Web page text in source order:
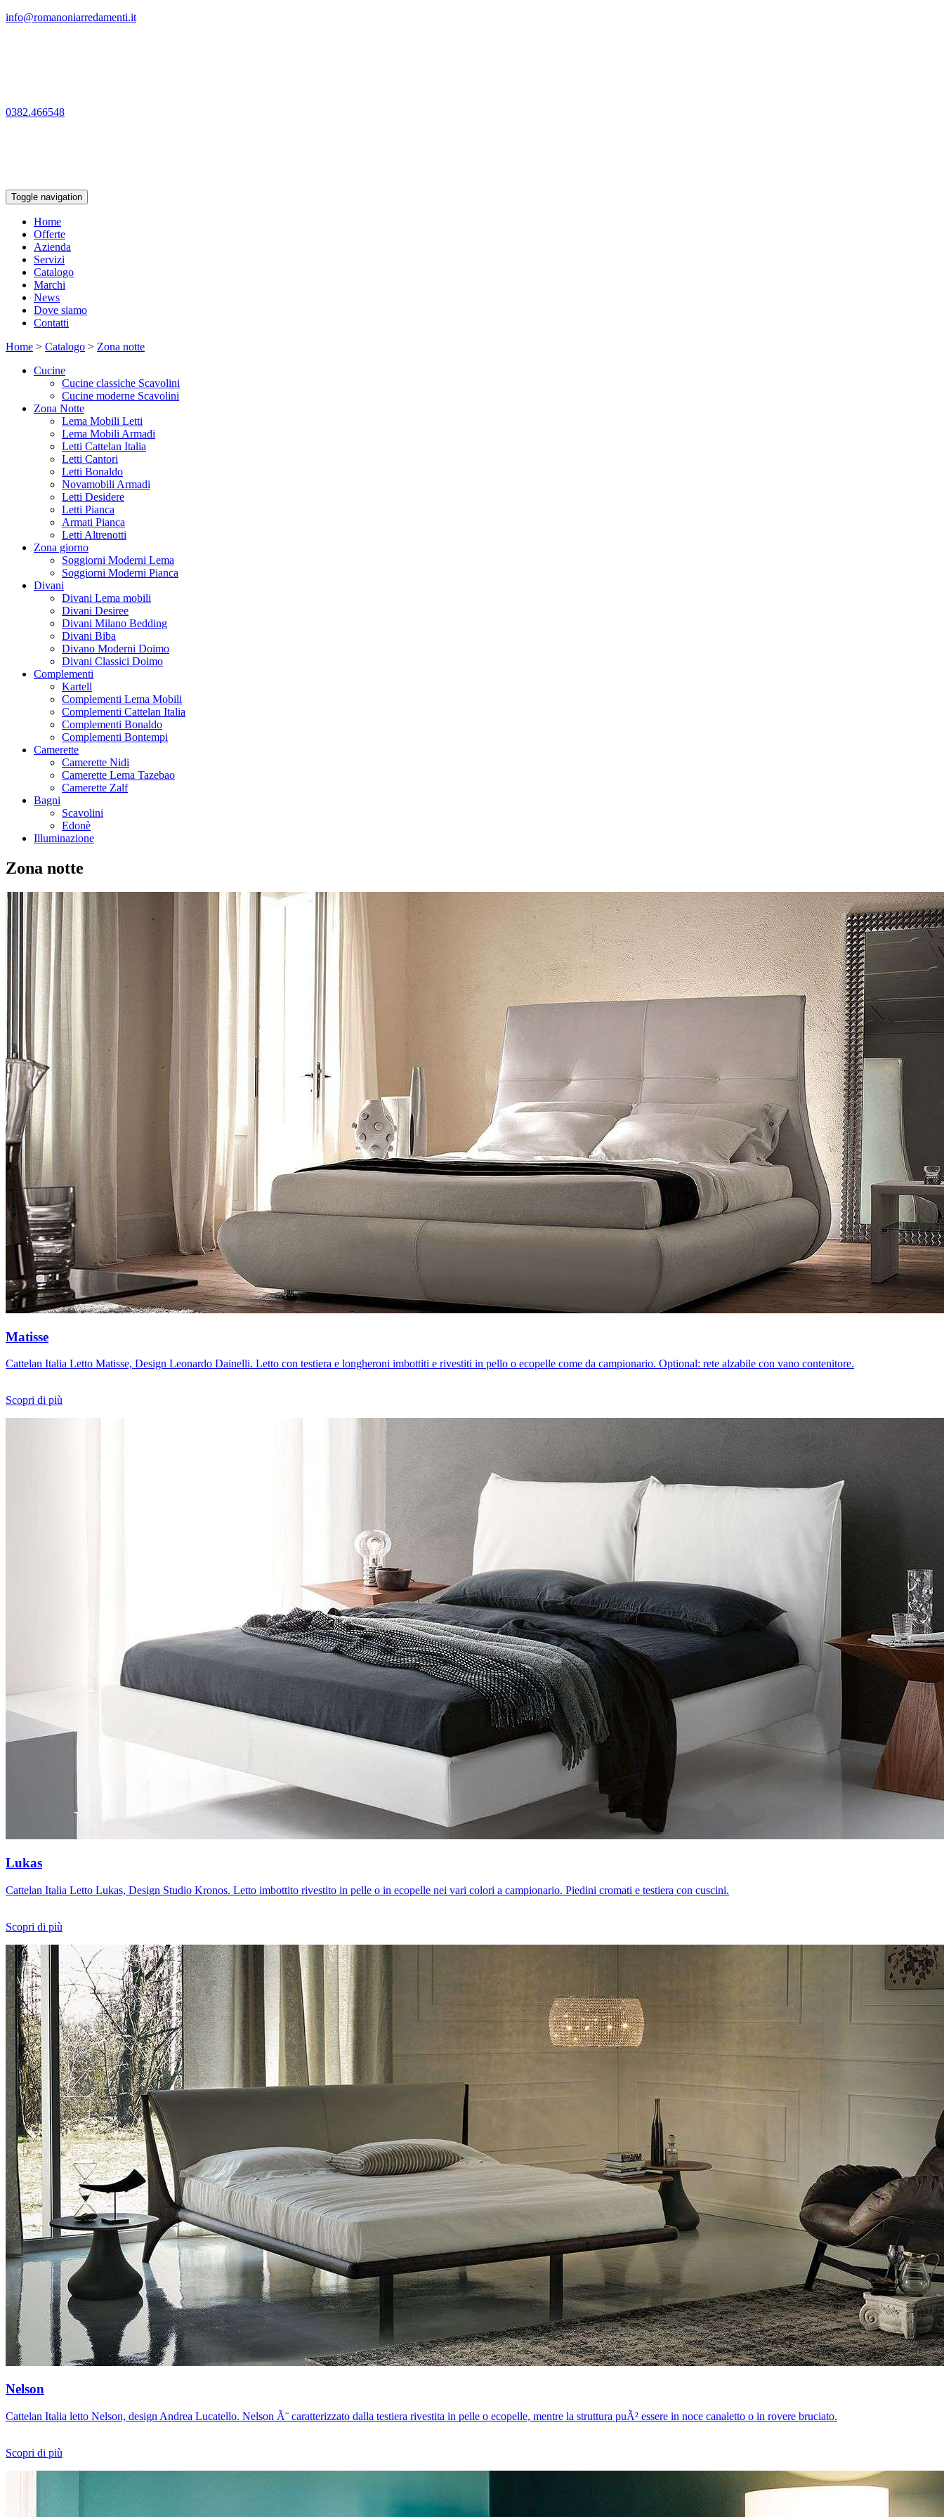
info@romanoniarredamenti.it
0382.466548
Toggle navigation
Home
Offerte
Azienda
Servizi
Catalogo
Marchi
News
Dove siamo
Contatti
Home > Catalogo > Zona notte
Cucine
Cucine classiche Scavolini
Cucine moderne Scavolini
Zona Notte
Lema Mobili Letti
Lema Mobili Armadi
Letti Cattelan Italia
Letti Cantori
Letti Bonaldo
Novamobili Armadi
Letti Desidere
Letti Pianca
Armati Pianca
Letti Altrenotti
Zona giorno
Soggiorni Moderni Lema
Soggiorni Moderni Pianca
Divani
Divani Lema mobili
Divani Desiree
Divani Milano Bedding
Divani Biba
Divano Moderni Doimo
Divani Classici Doimo
Complementi
Kartell
Complementi Lema Mobili
Complementi Cattelan Italia
Complementi Bonaldo
Complementi Bontempi
Camerette
Camerette Nidi
Camerette Lema Tazebao
Camerette Zalf
Bagni
Scavolini
Edonè
Illuminazione
Zona notte
Matisse
Cattelan Italia Letto Matisse, Design Leonardo Dainelli. Letto con testiera e longheroni imbottiti e rivestiti in pello o ecopelle come da campionario. Optional: rete alzabile con vano contenitore.
Scopri di più
Lukas
Cattelan Italia Letto Lukas, Design Studio Kronos. Letto imbottito rivestito in pelle o in ecopelle nei vari colori a campionario. Piedini cromati e testiera con cuscini.
Scopri di più
Nelson
Cattelan Italia letto Nelson, design Andrea Lucatello. Nelson Ã¨ caratterizzato dalla testiera rivestita in pelle o ecopelle, mentre la struttura puÃ² essere in noce canaletto o in rovere bruciato.
Scopri di più